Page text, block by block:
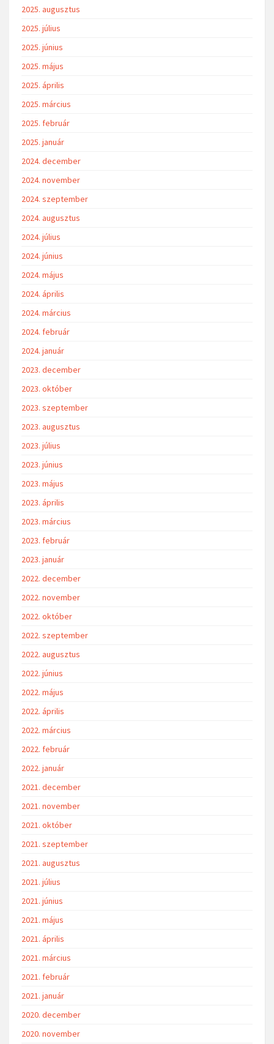
2025. augusztus
2025. július
2025. június
2025. május
2025. április
2025. március
2025. február
2025. január
2024. december
2024. november
2024. szeptember
2024. augusztus
2024. július
2024. június
2024. május
2024. április
2024. március
2024. február
2024. január
2023. december
2023. október
2023. szeptember
2023. augusztus
2023. július
2023. június
2023. május
2023. április
2023. március
2023. február
2023. január
2022. december
2022. november
2022. október
2022. szeptember
2022. augusztus
2022. június
2022. május
2022. április
2022. március
2022. február
2022. január
2021. december
2021. november
2021. október
2021. szeptember
2021. augusztus
2021. július
2021. június
2021. május
2021. április
2021. március
2021. február
2021. január
2020. december
2020. november